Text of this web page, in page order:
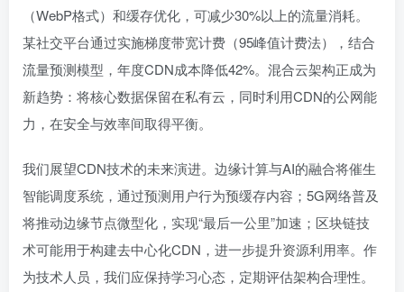
（WebP格式）和缓存优化，可减少30%以上的流量消耗。
某社交平台通过实施梯度带宽计费（95峰值计费法），结合
流量预测模型，年度CDN成本降低42%。混合云架构正成为
新趋势：将核心数据保留在私有云，同时利用CDN的公网能
力，在安全与效率间取得平衡。
我们展望CDN技术的未来演进。边缘计算与AI的融合将催生
智能调度系统，通过预测用户行为预缓存内容；5G网络普及
将推动边缘节点微型化，实现“最后一公里”加速；区块链技
术可能用于构建去中心化CDN，进一步提升资源利用率。作
为技术人员，我们应保持学习心态，定期评估架构合理性。